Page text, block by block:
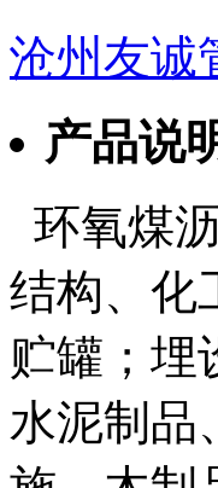
沧州友诚
产品说
环氧煤
结构、化
贮罐；埋
水泥制品